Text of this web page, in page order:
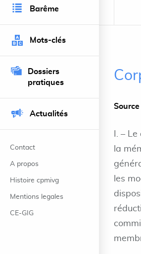
Barême
Mots-clés
Dossiers
pratiques
Actualités
Contact
A propos
Histoire cpmivg
Mentions legales
CE-GIG
I. –
la
les